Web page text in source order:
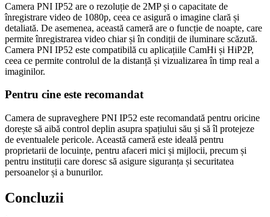
Camera PNI IP52 are o rezoluție de 2MP și o capacitate de
înregistrare video de 1080p, ceea ce asigură o imagine clară și
detaliată. De asemenea, această cameră are o funcție de noapte, care
permite înregistrarea video chiar și în condiții de iluminare scăzută.
Camera PNI IP52 este compatibilă cu aplicațiile CamHi și HiP2P,
ceea ce permite controlul de la distanță și vizualizarea în timp real a
imaginilor.
Pentru cine este recomandat
Camera de supraveghere PNI IP52 este recomandată pentru oricine
dorește să aibă control deplin asupra spațiului său și să îl protejeze
de eventualele pericole. Această cameră este ideală pentru
proprietarii de locuințe, pentru afaceri mici și mijlocii, precum și
pentru instituții care doresc să asigure siguranța și securitatea
persoanelor și a bunurilor.
Concluzii